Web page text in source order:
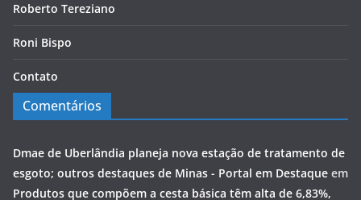
Roberto Tereziano
Roni Bispo
Contato
Comentários
Dmae de Uberlândia planeja nova estação de tratamento de
esgoto; outros destaques de Minas - Portal em Destaque em
Produtos que compõem a cesta básica têm alta de 6,83%,